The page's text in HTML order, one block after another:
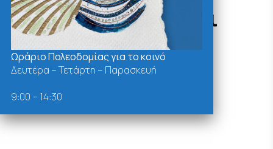
Δράσεις - Χρήσιμοι
Σύνδεσμοι
Ωράριο Πολεοδομίας για το κοινό
Δευτέρα – Τετάρτη – Παρασκευή
9:00 – 14:30